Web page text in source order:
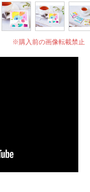
※購入前の画像転載禁止